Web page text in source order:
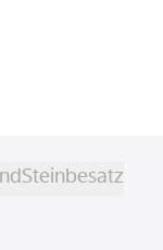
Steinbesatz